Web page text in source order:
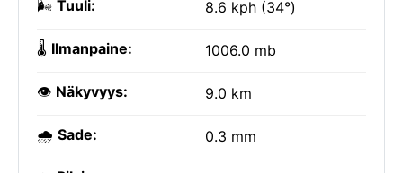
🌬️ Tuuli: 8.6 kph (34°)
🌡️ Ilmanpaine: 1006.0 mb
👁️ Näkyvyys: 9.0 km
🌧️ Sade: 0.3 mm